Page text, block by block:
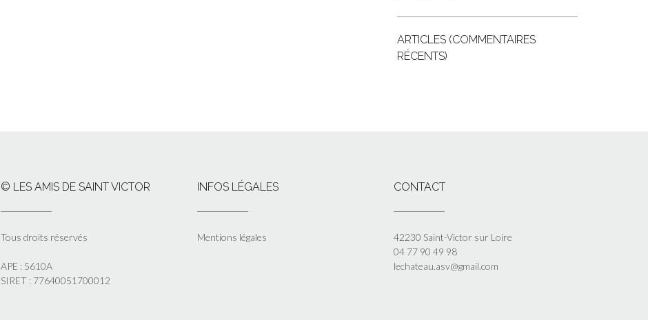
ARTICLES (COMMENTAIRES
RÉCENTS)
© LES AMIS DE SAINT VICTOR
Tous droits réservés
APE : 5610A
SIRET : 77640051700012
INFOS LÉGALES
Mentions légales
CONTACT
42230 Saint-Victor sur Loire
04 77 90 49 98
lechateau.asv@gmail.com